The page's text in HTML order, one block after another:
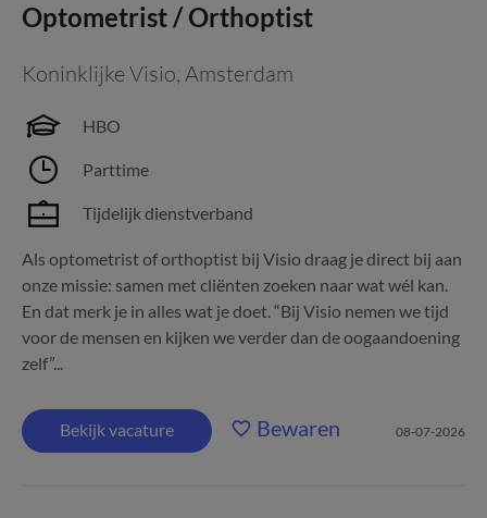
Optometrist / Orthoptist
Koninklijke Visio, Amsterdam
HBO
Parttime
Tijdelijk dienstverband
Als optometrist of orthoptist bij Visio draag je direct bij aan
onze missie: samen met cliënten zoeken naar wat wél kan.
En dat merk je in alles wat je doet. “Bij Visio nemen we tijd
voor de mensen en kijken we verder dan de oogaandoening
zelf”...
Bekijk vacature Bewaren 08-07-2026